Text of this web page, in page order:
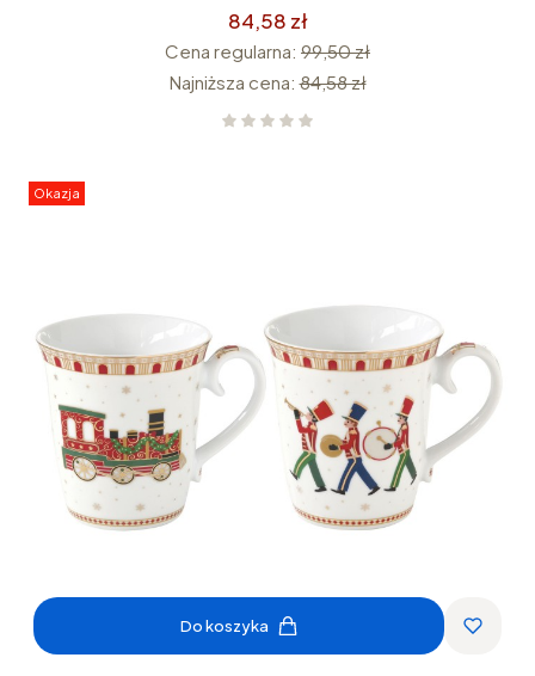
84,58 zł
Cena regularna: 99,50 zł
Najniższa cena: 84,58 zł
Okazja
Do koszyka